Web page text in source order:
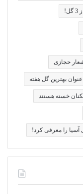
حجازی
عنوان بهترین گل هفته
خسته هستند
را معرفی کرد!